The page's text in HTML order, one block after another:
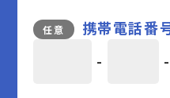
任意
携帯電話番
-
-